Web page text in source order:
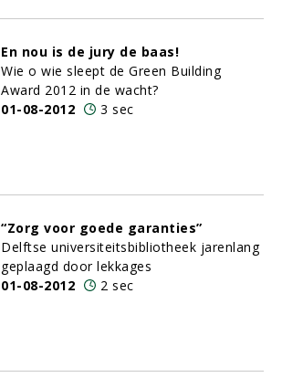
En nou is de jury de baas!
Wie o wie sleept de Green Building
Award 2012 in de wacht?
01-08-2012
3 sec
“Zorg voor goede garanties”
Delftse universiteitsbibliotheek jarenlang
geplaagd door lekkages
01-08-2012
2 sec